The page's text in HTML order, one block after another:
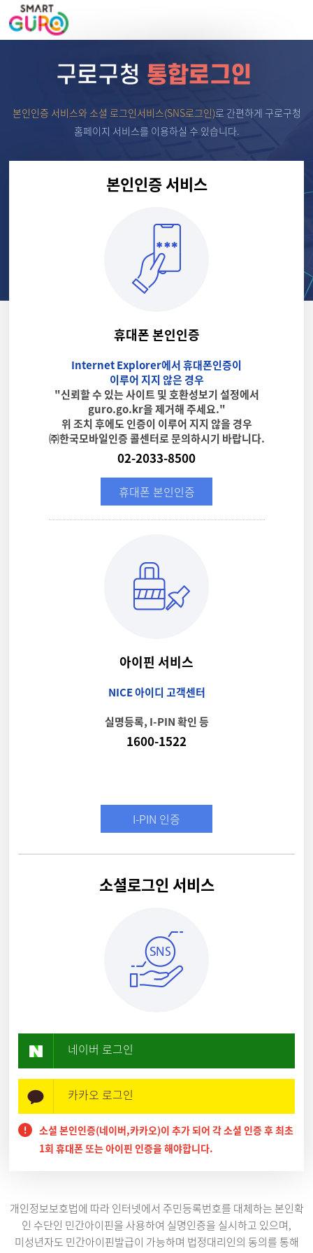
본인인증 서비스와 소셜 로그인서비스(SNS로그인)로 간편하게 구로구청
홈페이지 서비스를 이용하실 수 있습니다.
본인인증 서비스
휴대폰 본인인증
Internet Explorer에서 휴대폰인증이
이루어 지지 않은 경우
"신뢰할 수 있는 사이트 및 호환성보기 설정에서
guro.go.kr을 제거해 주세요."
위 조치 후에도 인증이 이루어 지지 않을 경우
㈜한국모바일인증 콜센터로 문의하시기 바랍니다.
02-2033-8500
휴대폰 본인인증
아이핀 서비스
NICE 아이디 고객센터
실명등록, I-PIN 확인 등
1600-1522
I-PIN 인증
소셜로그인 서비스
네이버 로그인
카카오 로그인
소셜 본인인증(네이버,카카오)이 추가 되어 각 소셜 인증 후 최초
1회 휴대폰 또는 아이핀 인증을 해야합니다.
개인정보보호법에 따라 인터넷에서 주민등록번호를 대체하는 본인확
인 수단인 민간아이핀을 사용하여 실명인증을 실시하고 있으며,
미성년자도 민간아이핀발급이 가능하며 법정대리인의 동의를 통해